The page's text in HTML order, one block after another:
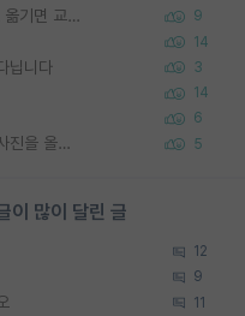
SSH 박사과정을 그만두고 지방대 박사로 옮기면 교수의 꿈은 끝일까요? 9
14
닙니다 3
14
6
정보보안 연구하는 입장에선 식별가능한 사진을 올리는건 비추이긴함 5
이 많이 달린 글
12
9
11